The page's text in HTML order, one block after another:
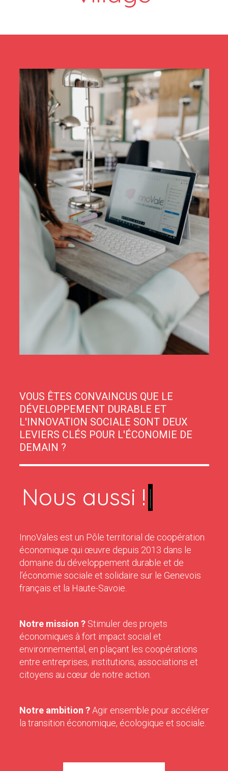
VOUS ÊTES CONVAINCUS QUE LE
DÉVELOPPEMENT DURABLE ET
L'INNOVATION SOCIALE SONT DEUX
LEVIERS CLÉS POUR L'ÉCONOMIE DE
DEMAIN ?
Nous aussi ! |
InnoVales est un Pôle territorial de coopération
économique qui œuvre depuis 2013 dans le
domaine du développement durable et de
l’économie sociale et solidaire sur le Genevois
français et la Haute-Savoie.
Notre mission ?Stimuler des projets
économiques à fort impact social et
environnemental, en plaçant les coopérations
entre entreprises, institutions, associations et
citoyens au cœur de notre action.
Notre ambition ?Agir ensemble pour accélérer
la transition économique, écologique et sociale.